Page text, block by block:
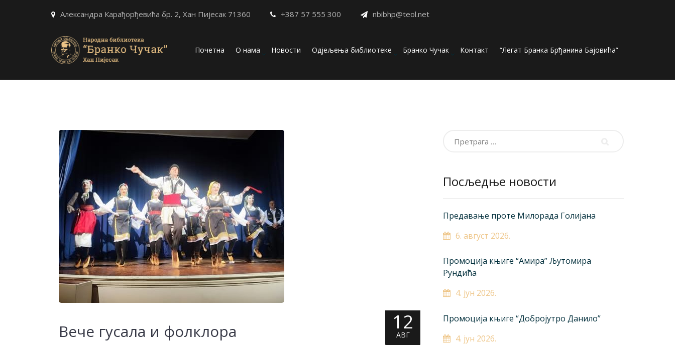
Александра Карађорђевића бр. 2, Хан Пијесак 71360 +387 57 555 300 nbibhp@teol.net
Почетна О нама Новости Одјељења библиотеке Бранко Чучак Контакт “Легат Бранка Брђанина Бајовића”
Вече гусала и фолклора 12
АВГ
Посљедње новости
Предавање проте Милорада Голијана
6. август 2026.
Промоција књиге “Амира” Љутомира
Рундића
4. јун 2026.
Промоција књиге “Добројутро Данило”
4. јун 2026.